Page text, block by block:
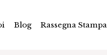
Blog Rassegna Stampa